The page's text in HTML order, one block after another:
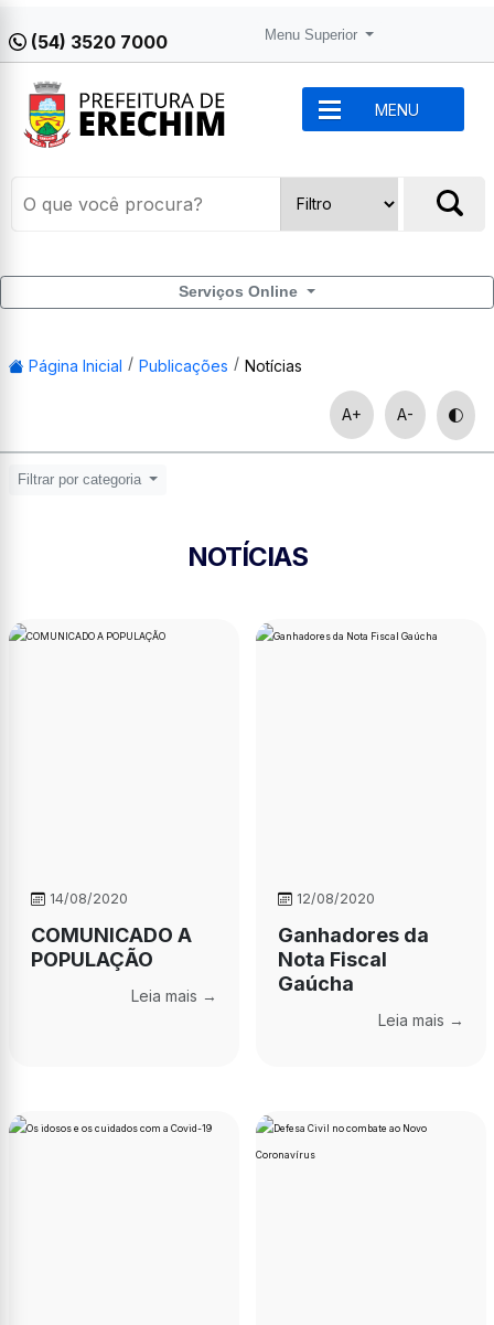
(54) 3520 7000 Menu Superior
MENU
Serviços Online
Página Inicial Publicações Notícias
A+ A-
Filtrar por categoria
NOTÍCIAS
14/08/2020
COMUNICADO A
POPULAÇÃO
Leia mais →
12/08/2020
Ganhadores da
Nota Fiscal
Gaúcha
Leia mais →